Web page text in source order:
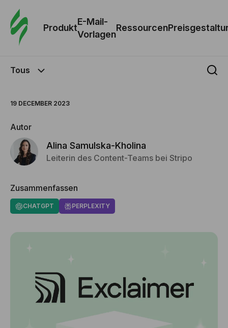
Produkt
E-Mail-
Vorlagen
Ressourcen
Tous
19 DECEMBER 2023
Autor
Alina Samulska-Kholina
Leiterin des Content-Teams bei Stripo
Zusammenfassen
CHATGPT PERPLEXITY